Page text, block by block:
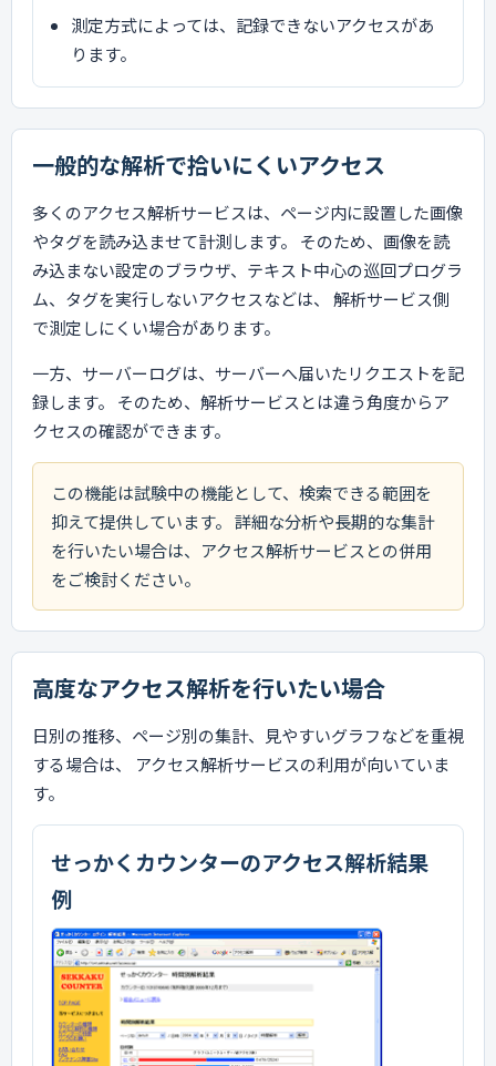
測定方式によっては、記録できないアクセスがあ
ります。
一般的な解析で拾いにくいアクセス
多くのアクセス解析サービスは、ページ内に設置した画像
やタグを読み込ませて計測します。 そのため、画像を読
み込まない設定のブラウザ、テキスト中心の巡回プログラ
ム、タグを実行しないアクセスなどは、 解析サービス側
で測定しにくい場合があります。
一方、サーバーログは、サーバーへ届いたリクエストを記
録します。 そのため、解析サービスとは違う角度からア
クセスの確認ができます。
この機能は試験中の機能として、検索できる範囲を
抑えて提供しています。 詳細な分析や長期的な集計
を行いたい場合は、アクセス解析サービスとの併用
をご検討ください。
高度なアクセス解析を行いたい場合
日別の推移、ページ別の集計、見やすいグラフなどを重視
する場合は、 アクセス解析サービスの利用が向いていま
す。
せっかくカウンターのアクセス解析結果
例